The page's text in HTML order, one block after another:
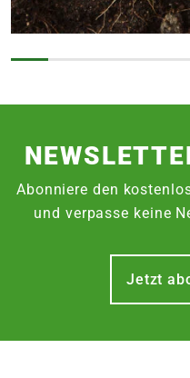
Abonniere den
und verpasse keine
Jetzt